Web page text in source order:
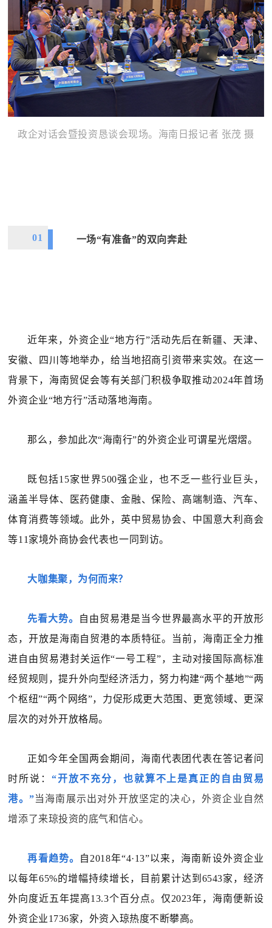
政企对话会暨投资恳谈会现场。海南日报记者 张茂 摄
01 一场“有准备”的双向奔赴
近年来，外资企业“地方行”活动先后在新疆、天津、
安徽、四川等地举办，给当地招商引资带来实效。在这一
背景下，海南贸促会等有关部门积极争取推动2024年首场
外资企业“地方行”活动落地海南。
那么，参加此次“海南行”的外资企业可谓星光熠熠。
既包括15家世界500强企业，也不乏一些行业巨头，
涵盖半导体、医药健康、金融、保险、高端制造、汽车、
体育消费等领域。此外，英中贸易协会、中国意大利商会
等11家境外商协会代表也一同到访。
大咖集聚，为何而来？
先看大势。
自由贸易港是当今世界最高水平的开放形
态，开放是海南自贸港的本质特征。当前，海南正全力推
进自由贸易港封关运作“一号工程”，主动对接国际高标准
经贸规则，提升外向型经济活力，努力构建“两个基地”“两
个枢纽”“两个网络”，力促形成更大范围、更宽领域、更深
层次的对外开放格局。
正如今年全国两会期间，海南代表团代表在答记者问
时所说：“开放不充分，也就算不上是真正的自由贸易
港。”当海南展示出对外开放坚定的决心，外资企业自然
增添了来琼投资的底气和信心。
再看趋势。
自2018年“4·13”以来，海南新设外资企业
以每年65%的增幅持续增长，目前累计达到6543家，经济
外向度近五年提高13.3个百分点。仅2023年，海南便新设
外资企业1736家，外资入琼热度不断攀高。